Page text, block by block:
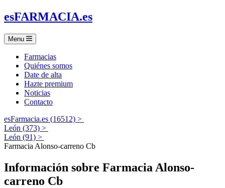
esFARMACIA.es
Menu
Farmacias
Quiénes somos
Date de alta
Hazte premium
Noticias
Contacto
esFarmacia.es (16512) >
León (373) >
León (91) >
Farmacia Alonso-carreno Cb
Información sobre Farmacia Alonso-
carreno Cb